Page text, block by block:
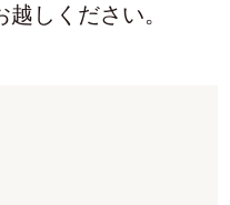
しください。